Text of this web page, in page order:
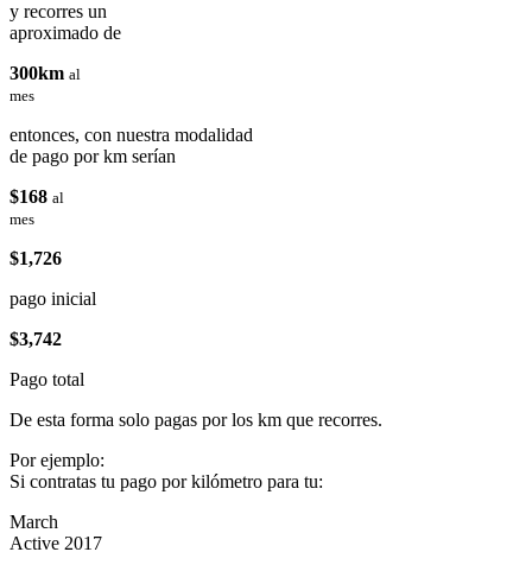
y recorres un
aproximado de
300km al
mes
entonces, con nuestra modalidad
de pago por km serían
$168 al
mes
$1,726
pago inicial
$3,742
Pago total
De esta forma solo pagas por los km que recorres.
Por ejemplo:
Si contratas tu pago por kilómetro para tu:
March
Active 2017